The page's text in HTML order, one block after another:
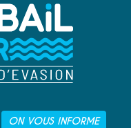
ON VOUS INFORME